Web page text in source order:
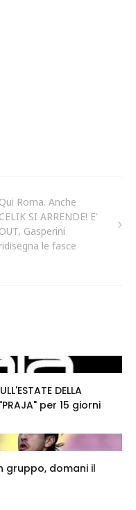
Qui Roma. Anche
CELIK SI ARRENDE! E'
OUT, Gasperini
ridisegna le fasce
DELLA
per 15 giorni
gruppo, domani il